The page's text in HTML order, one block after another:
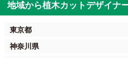
地域から植木カットデザイナ
東京都
神奈川県